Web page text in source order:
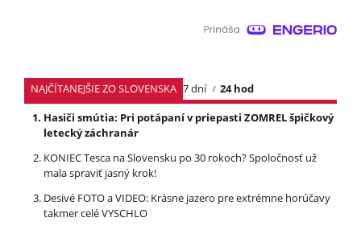
NAJČÍTANEJŠIE ZO SLOVENSKA 7 dní
24 hod
Hasiči smútia: Pri potápaní v priepasti ZOMREL špičkový
letecký záchranár
KONIEC Tesca na Slovensku po 30 rokoch? Spoločnosť už
mala spraviť jasný krok!
Desivé FOTO a VIDEO: Krásne jazero pre extrémne horúčavy
takmer celé VYSCHLO